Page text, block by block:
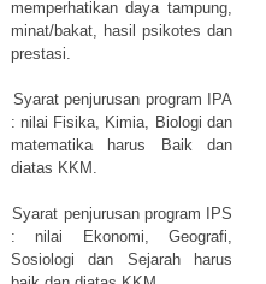
memperhatikan daya tampung,
minat/bakat, hasil psikotes dan
prestasi.
Syarat penjurusan program IPA
: nilai Fisika, Kimia, Biologi dan
matematika harus Baik dan
diatas KKM.
Syarat penjurusan program IPS
: nilai Ekonomi, Geografi,
Sosiologi dan Sejarah harus